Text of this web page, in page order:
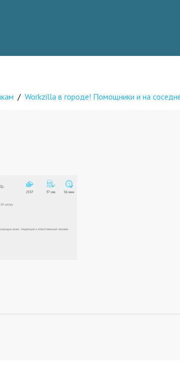
/ Workzilla в городе! Помощники и на